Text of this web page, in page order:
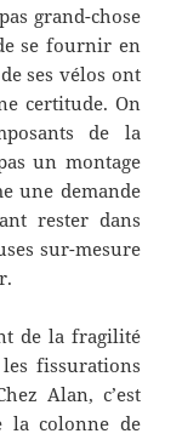
grand-chose
se fournir en
ses vélos ont
certitude. On
de la
un montage
une demande
rester dans
sur-mesure
de la fragilité
fissurations
Alan, c’est
la colonne de